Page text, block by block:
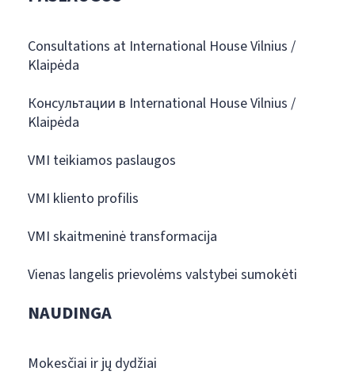
Consultations at International House Vilnius /
Klaipėda
Консультации в International House Vilnius /
Klaipėda
VMI teikiamos paslaugos
VMI kliento profilis
VMI skaitmeninė transformacija
Vienas langelis prievolėms valstybei sumokėti
NAUDINGA
Mokesčiai ir jų dydžiai